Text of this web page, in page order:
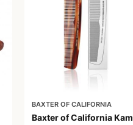
BAXTER OF CALIFORNIA
Baxter of California Kam